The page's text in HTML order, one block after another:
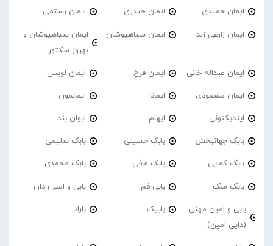
ایمان حمیدی ایمان حیدری ایمان رستمی
ایمان زارعی زند ایمان سیاهپوشان
ایمان سیاهپوشان و
بهروز سکتور
ایمان عبداله خانی ایمان فرخ ایمان لویس
ایمان مسعودی ایمانا ایمانمون
ایندیکتونی ایهام ایوان بند
بابک جهانبخش بابک حسینی بابک سلیمی
بابک کمایی بابک مافی بابک محمدی
بابک ملک بابی فم بابی و امیر رادان
بابی و امین مهنی
(دایی امین)
بابیک باراد